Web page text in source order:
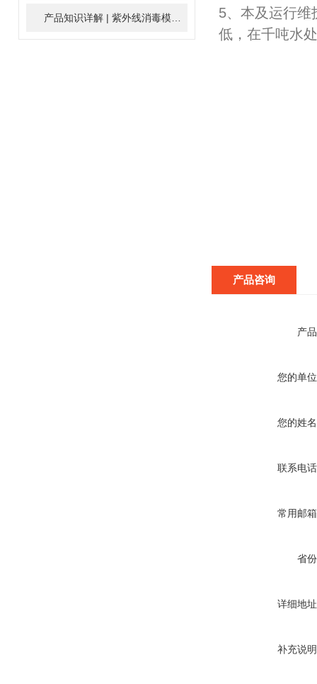
2024-01-165、本及运行维
低，在千吨水
产品咨询
产
您的单
您的姓
联系电
常用邮
省
详细地
补充说